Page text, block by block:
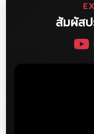
สัมผัส